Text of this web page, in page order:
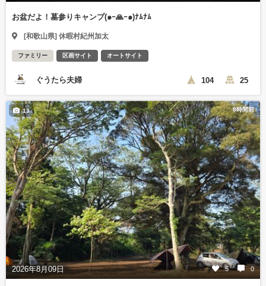
お盆だよ！墓参りキャンプ(๑ｰ🙏ｰ๑)ﾅﾑﾅﾑ
[和歌山県] 休暇村紀州加太
ファミリー 区画サイト オートサイト
ぐうたら夫婦 104 25
8時間前
2026年8月09日 5 0
13